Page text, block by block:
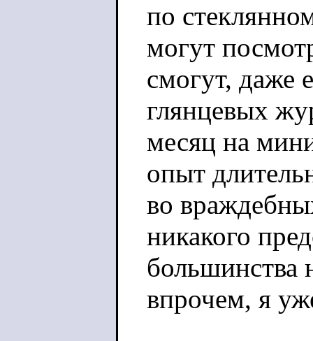
по
могут
смогут, даже
глянцевых
месяц на
опыт
во
никакого
большинства
впрочем, я